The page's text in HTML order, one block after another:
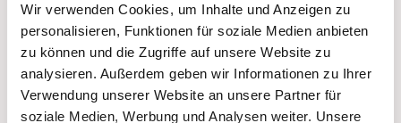
Wir verwenden Cookies, um Inhalte und Anzeigen zu
personalisieren, Funktionen für soziale Medien anbieten
zu können und die Zugriffe auf unsere Website zu
analysieren. Außerdem geben wir Informationen zu Ihrer
Verwendung unserer Website an unsere Partner für
soziale Medien, Werbung und Analysen weiter. Unsere